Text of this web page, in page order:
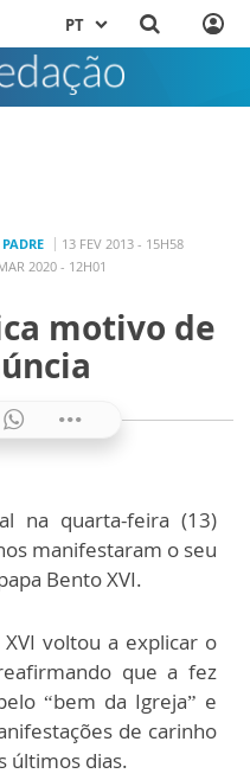
PT
13 FEV 2013 - 15H58
2020 - 12H01
motivo de
na quarta-feira (13)
manifestaram o seu
Bento XVI.
voltou a explicar o
que a fez
“bem da Igreja” e
de carinho
últimos dias.